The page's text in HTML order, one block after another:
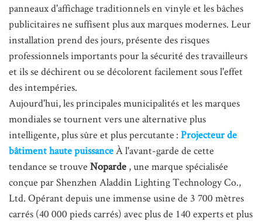
panneaux d'affichage traditionnels en vinyle et les bâches
publicitaires ne suffisent plus aux marques modernes. Leur
installation prend des jours, présente des risques
professionnels importants pour la sécurité des travailleurs
et ils se déchirent ou se décolorent facilement sous l'effet
des intempéries.
Aujourd'hui, les principales municipalités et les marques
mondiales se tournent vers une alternative plus
intelligente, plus sûre et plus percutante : Projecteurde
bâtiment haute puissanceÀ l'avant-garde de cette
tendance se trouve Noparde , une marque spécialisée
conçue par Shenzhen Aladdin Lighting Technology Co.,
Ltd. Opérant depuis une immense usine de 3 700 mètres
carrés (40 000 pieds carrés) avec plus de 140 experts et plus